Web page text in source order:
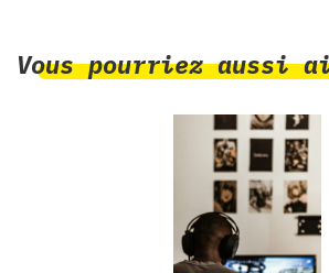
Vous pourriez aussi